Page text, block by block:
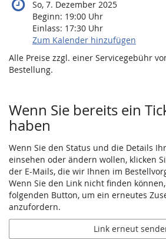
So, 7. Dezember 2025
Beginn: 19:00 Uhr
Einlass: 17:30 Uhr
Zum Kalender hinzufügen
Alle Preise zzgl. einer Servicegebühr
Bestellung.
Wenn Sie bereits ein
haben
Wenn Sie den Status und die Details
einsehen oder ändern wollen, klicken
der E-Mails, die wir Ihnen im
Wenn Sie den Link nicht finden
folgenden Button, um ein erneutes
anzufordern.
Link erneut